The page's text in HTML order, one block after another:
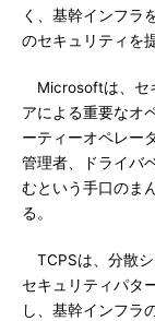
く、基幹インフラ
のセキュリティを
Microsoftは、セ
アによる重要なオ
ーティーオペレー
管理者、ドライバ
むという手口のま
る。
TCPSは、分散シ
セキュリティパタ
し、基幹インフラ